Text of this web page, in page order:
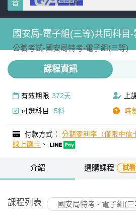
國安局-電子組(三等)共同科目-
公職考試-國安局特考-電子組(三等)
課程資訊
有效期限 372天 上
可選科目
5科 時
付款方式：分期零利率（僅限中信
線上刷卡 、
介紹 選購課程 試看
課程列表 國安局特考 - 電子組(三